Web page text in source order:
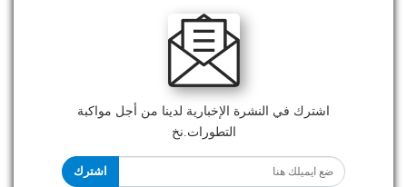
اشترك في النشرة الإخبارية لدينا من أجل مواكبة
التطورات.نخ
اشترك